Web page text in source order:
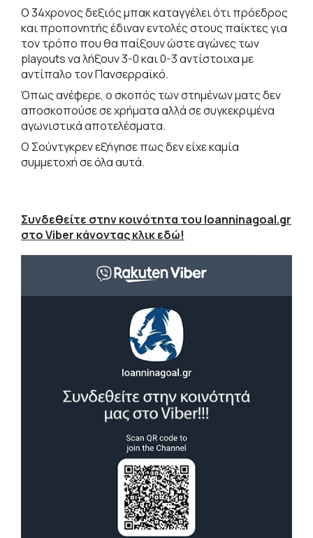
Ο 34χρονος δεξιός μπακ καταγγέλει ότι πρόεδρος
και προπονητής έδιναν εντολές στους παίκτες για
τον τρόπο που θα παίξουν ώστε αγώνες των
playouts να λήξουν 3-0 και 0-3 αντίστοιχα με
αντίπαλο τον Πανσερραϊκό.
Όπως ανέφερε, ο σκοπός των στημένων ματς δεν
αποσκοπούσε σε χρήματα αλλά σε συγκεκριμένα
αγωνιστικά αποτελέσματα.
Ο Σούντγκρεν εξήγησε πως δεν είχε καμία
συμμετοχή σε όλα αυτά.
Συνδεθείτε στην κοινότητα του Ioanninagoal.gr
στο Viber κάνοντας κλικ εδώ!